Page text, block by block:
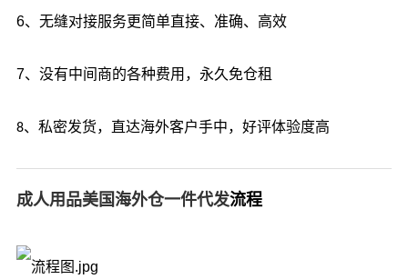
6、无缝对接服务更简单直接、准确、高效
7、没有中间商的各种费用，永久免仓租
8、 私密发货，直达海外客户手中，好评体验度高
成人用品美国海外仓一件代发流程